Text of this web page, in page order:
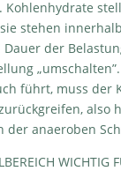
stehen
der
führt, muss der
also
anaeroben
H WICHTIG